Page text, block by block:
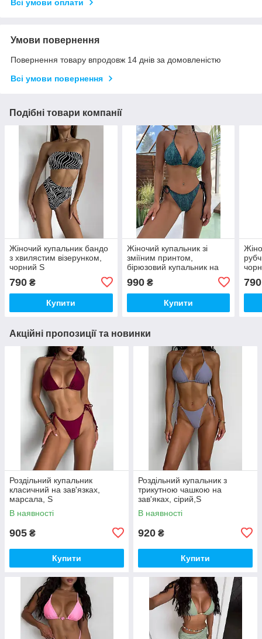
Всі умови оплати
Умови повернення
Повернення товару впродовж 14 днів за домовленістю
Всі умови повернення
Подібні товари компанії
Жіночий купальник бандо
з хвилястим візерунком,
чорний S
790 ₴
Купити
Жіночий купальник зі
зміїним принтом,
бірюзовий купальник на
990₴
Купити
790
Акційні пропозиції та новинки
Роздільний купальник
класичний на зав'язках,
марсала, S
В наявності
905 ₴
Купити
Роздільний купальник з
трикутною чашкою на
зав'яках, сірий,S
В наявності
920 ₴
Купити